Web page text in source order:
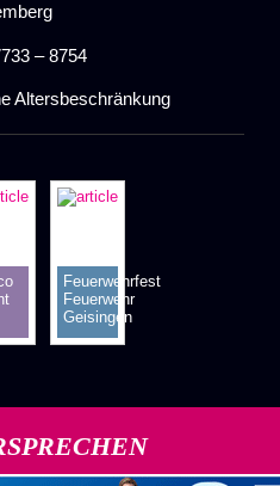
– 8754
Altersbeschränkung
Feuerwehrfest
Feuerwehr
Geisingen